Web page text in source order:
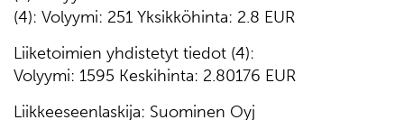
(4): Volyymi: 251 Yksikköhinta: 2.8 EUR
Liiketoimien yhdistetyt tiedot (4):
Volyymi: 1595 Keskihinta: 2.80176 EUR
Liikkeeseenlaskija: Suominen Oyj